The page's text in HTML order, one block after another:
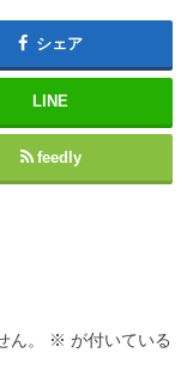
シェア
LINE
feedly
。 ※ が付いている